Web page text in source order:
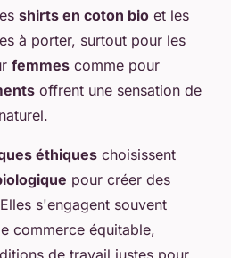
shirts en coton bio et les
à porter, surtout pour les
femmes comme pour
offrent une sensation de
éthiques choisissent
pour créer des
s'engagent souvent
commerce équitable,
de travail justes pour